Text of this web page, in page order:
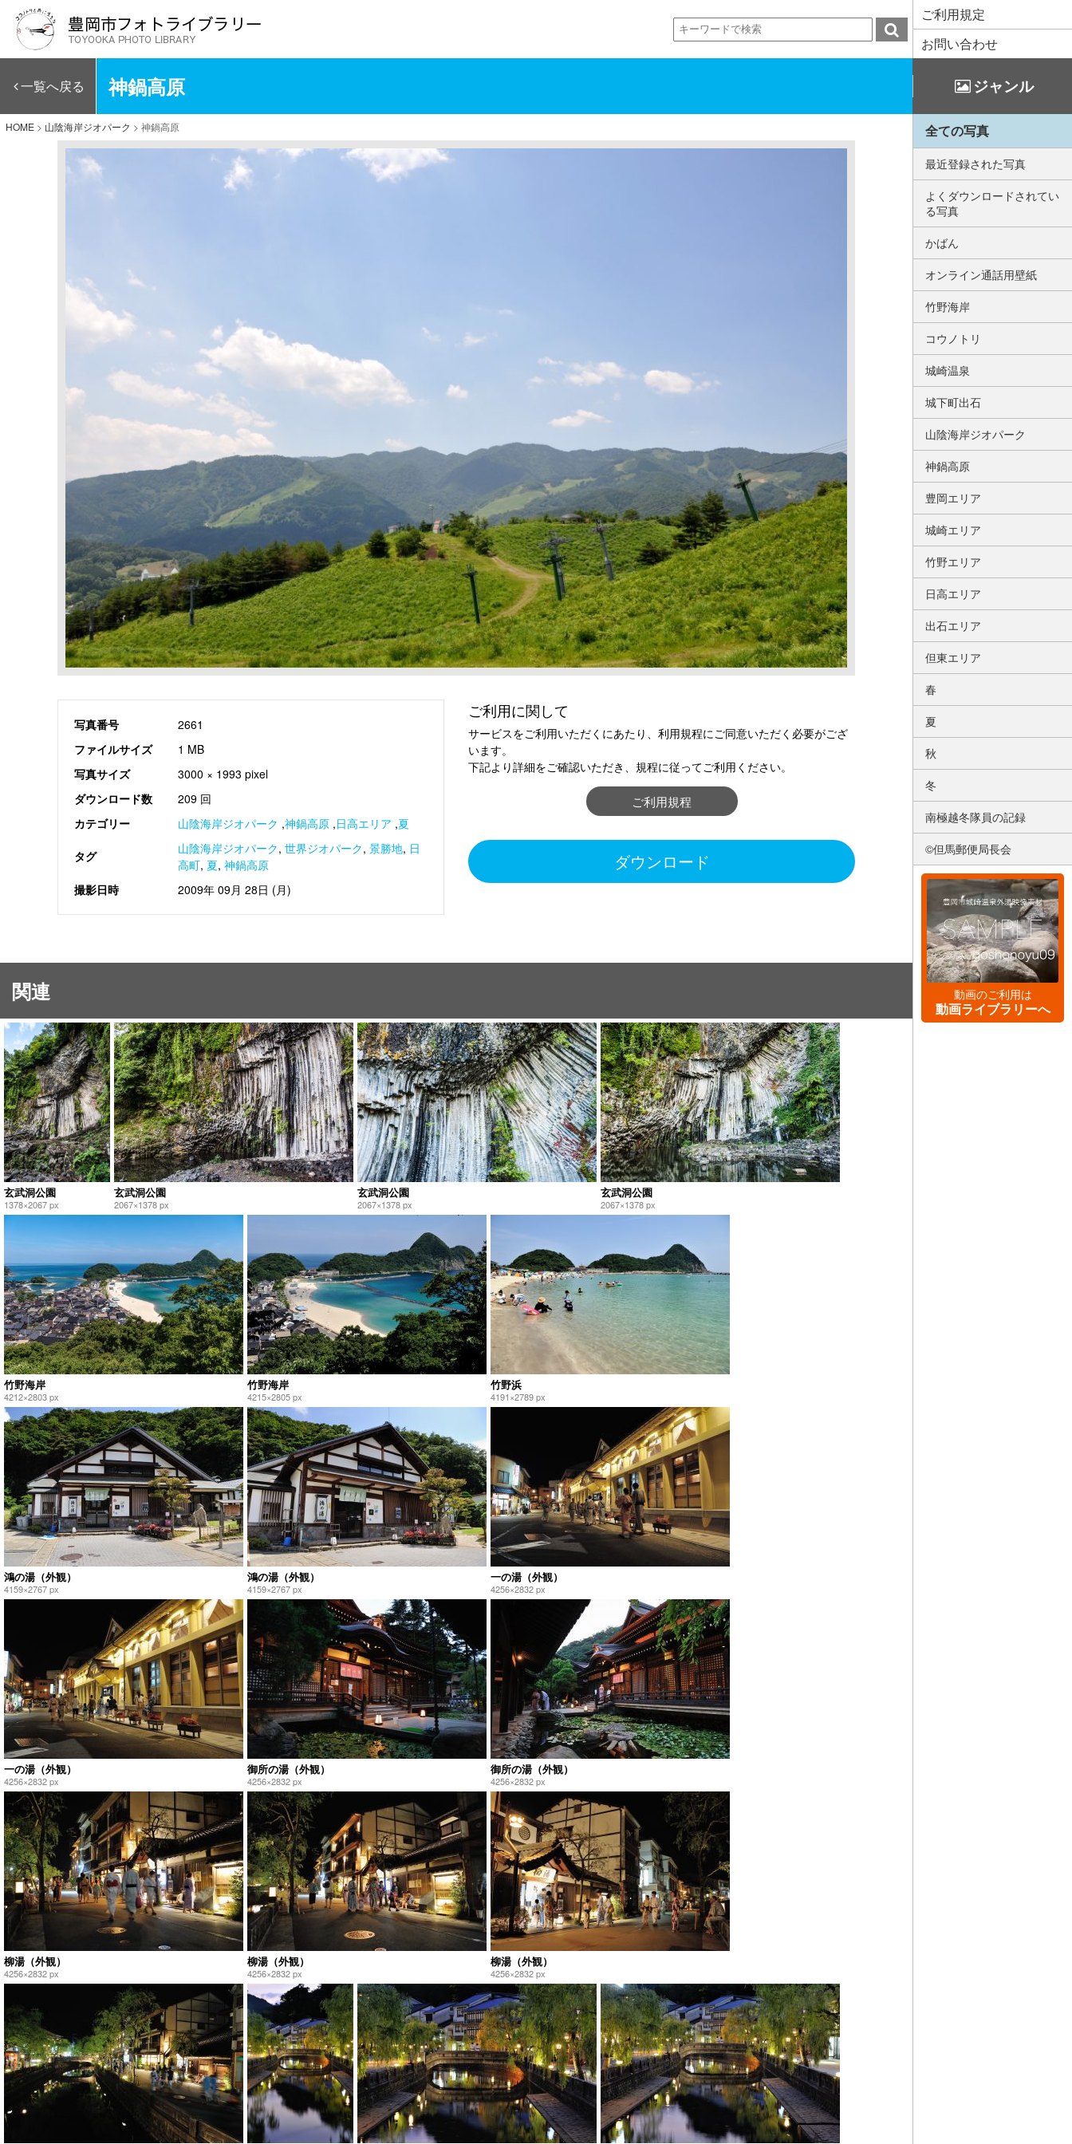
ご利用規定
お問い合わせ
一覧へ戻る 神鍋高原 ジャンル
HOME > 山陰海岸ジオパーク > 神鍋高原
写真番号
2661
ファイルサイズ
1 MB
写真サイズ
3000 × 1993 pixel
ダウンロード数
209 回
カテゴリー
山陰海岸ジオパーク ,神鍋高原 ,日高エリア ,夏
タグ 山陰海岸ジオパーク, 世界ジオパーク, 景勝地, 日
高町, 夏, 神鍋高原
撮影日時
2009年 09月 28日 (月)
ご利用に関して
サービスをご利用いただくにあたり、利用規程にご同意いただく必要がござ
います。
下記より詳細をご確認いただき、規程に従ってご利用ください。
ご利用規程
ダウンロード
関連
玄武洞公園
1378×2067 px
玄武洞公園
2067×1378 px
玄武洞公園
2067×1378 px
玄武洞公園
2067×1378 px
竹野海岸
4212×2803 px
竹野海岸
4215×2805 px
竹野浜
4191×2789 px
鴻の湯（外観）
4159×2767 px
鴻の湯（外観）
4159×2767 px
一の湯（外観）
4256×2832 px
一の湯（外観）
4256×2832 px
御所の湯（外観）
4256×2832 px
御所の湯（外観）
4256×2832 px
柳湯（外観）
4256×2832 px
柳湯（外観）
4256×2832 px
柳湯（外観）
4256×2832 px
全ての写真
最近登録された写真
よくダウンロードされてい
る写真
かばん
オンライン通話用壁紙
竹野海岸
コウノトリ
城崎温泉
城下町出石
山陰海岸ジオパーク
神鍋高原
豊岡エリア
城崎エリア
竹野エリア
日高エリア
出石エリア
但東エリア
春
夏
秋
冬
南極越冬隊員の記録
©但馬郵便局長会
動画のご利用は
動画ライブラリーへ